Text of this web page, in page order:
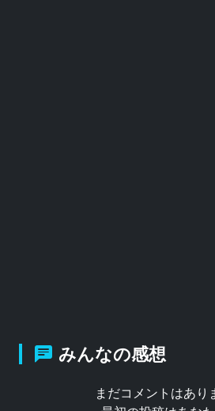
みんなの感想
まだコメントはあり